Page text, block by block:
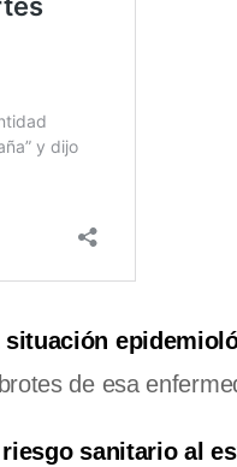
situación
de esa
sanitario al